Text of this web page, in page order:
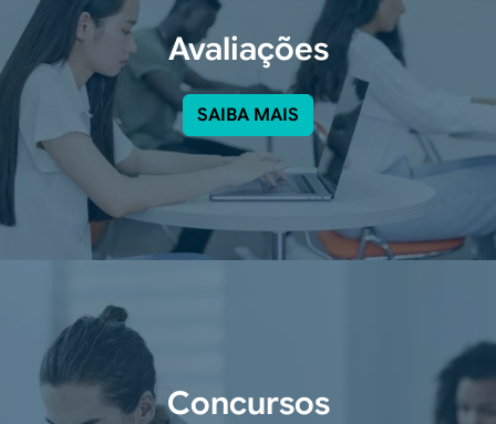
Avaliações
SAIBA MAIS
Concursos